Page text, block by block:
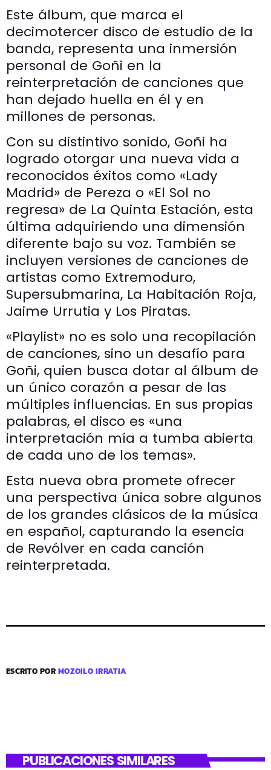
Este álbum, que marca el
decimotercer disco de estudio de la
banda, representa una inmersión
personal de Goñi en la
reinterpretación de canciones que
han dejado huella en él y en
millones de personas.
Con su distintivo sonido, Goñi ha
logrado otorgar una nueva vida a
reconocidos éxitos como «Lady
Madrid» de Pereza o «El Sol no
regresa» de La Quinta Estación, esta
última adquiriendo una dimensión
diferente bajo su voz. También se
incluyen versiones de canciones de
artistas como Extremoduro,
Supersubmarina, La Habitación Roja,
Jaime Urrutia y Los Piratas.
«Playlist» no es solo una recopilación
de canciones, sino un desafío para
Goñi, quien busca dotar al álbum de
un único corazón a pesar de las
múltiples influencias. En sus propias
palabras, el disco es «una
interpretación mía a tumba abierta
de cada uno de los temas».
Esta nueva obra promete ofrecer
una perspectiva única sobre algunos
de los grandes clásicos de la música
en español, capturando la esencia
de Revólver en cada canción
reinterpretada.
ESCRITO PORMOZOILO IRRATIA
PUBLICACIONES SIMILARES